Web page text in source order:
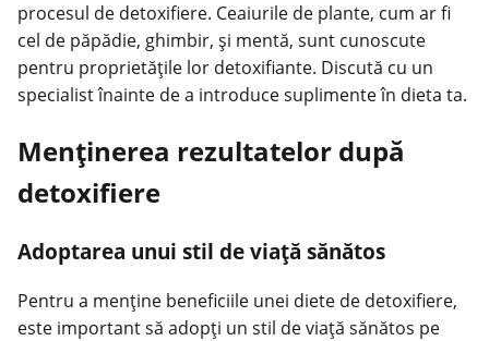
procesul de detoxifiere. Ceaiurile de plante, cum ar fi
cel de păpădie, ghimbir, și mentă, sunt cunoscute
pentru proprietățile lor detoxifiante. Discută cu un
specialist înainte de a introduce suplimente în dieta ta.
Menținerea rezultatelor după
detoxifiere
Adoptarea unui stil de viață sănătos
Pentru a menține beneficiile unei diete de detoxifiere,
este important să adopți un stil deviață sănătos pe